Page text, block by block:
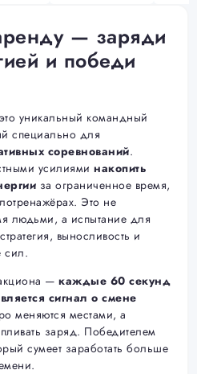
— заряди
и победи
уникальный командный
специально для
соревнований.
усилиями накопить
за ограниченное время,
Это не
людьми, а испытание для
выносливость и
сил.
— каждые 60 секунд
сигнал о смене
меняются местами, а
заряд. Победителем
сумеет заработать больше